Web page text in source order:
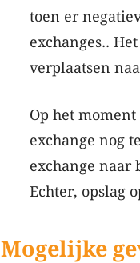
toen er
exchanges..
verplaatsen
Op het
exchange nog
exchange naar
Echter, opslag
Mogelijke